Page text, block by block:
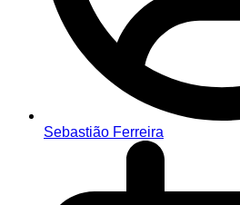
Sebastião Ferreira